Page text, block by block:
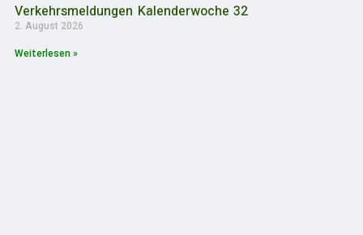
Verkehrsmeldungen Kalenderwoche 32
2. August 2026
Weiterlesen »